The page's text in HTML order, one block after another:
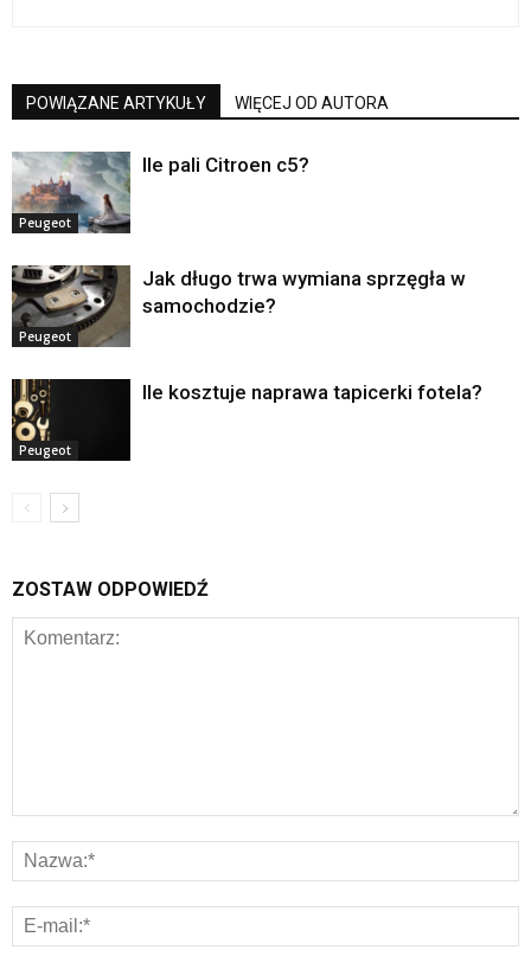
POWIĄZANE ARTYKUŁY WIĘCEJ OD AUTORA
Peugeot
Ile pali Citroen c5?
Peugeot
Jak długo trwa wymiana sprzęgła w
samochodzie?
Peugeot
Ile kosztuje naprawa tapicerki fotela?
ZOSTAW ODPOWIEDŹ